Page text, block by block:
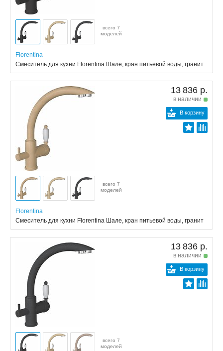
всего 7
моделей
Florentina
Смеситель для кухни Florentina Шале, кран питьевой воды, гранит
13 836 р.
в наличии
В корзину
всего 7
моделей
Florentina
Смеситель для кухни Florentina Шале, кран питьевой воды, гранит
13 836 р.
в наличии
В корзину
всего 7
моделей